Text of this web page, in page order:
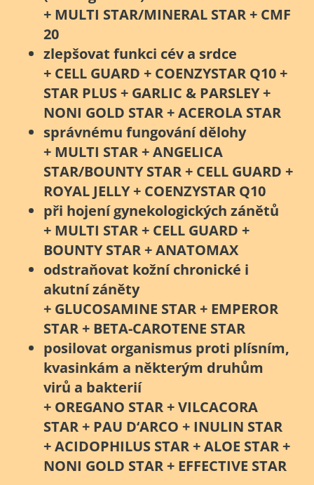
+ MULTI STAR/MINERAL STAR + CMF
20
zlepšovat funkci cév a srdce
+ CELL GUARD + COENZYSTAR Q10 +
STAR PLUS + GARLIC & PARSLEY +
NONI GOLD STAR + ACEROLA STAR
správnému fungování dělohy
+ MULTI STAR + ANGELICA
STAR/BOUNTY STAR + CELL GUARD +
ROYAL JELLY + COENZYSTAR Q10
při hojení gynekologických zánětů
+ MULTI STAR + CELL GUARD +
BOUNTY STAR + ANATOMAX
odstraňovat kožní chronické i
akutní záněty
+ GLUCOSAMINE STAR + EMPEROR
STAR + BETA-CAROTENE STAR
posilovat organismus proti plísním,
kvasinkám a některým druhům
virů a bakterií
+ OREGANO STAR + VILCACORA
STAR + PAU D‘ARCO + INULIN STAR
+ ACIDOPHILUS STAR + ALOE STAR +
NONI GOLD STAR + EFFECTIVE STAR